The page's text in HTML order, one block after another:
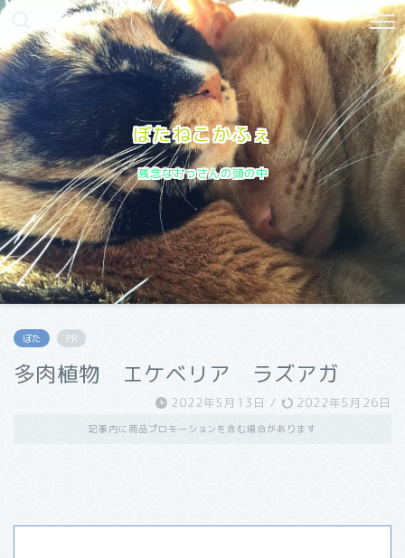
ぼたねこかふぇ
残念なおっさんの頭の中
ぼた PR
多肉植物 エケベリア ラズアガ
2022年5月13日 / 2022年5月26日
記事内に商品プロモーションを含む場合があります